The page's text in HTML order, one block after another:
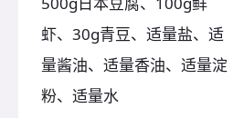
虾、30g青豆、适量盐、适
量酱油、适量香油、适量淀
粉、适量水